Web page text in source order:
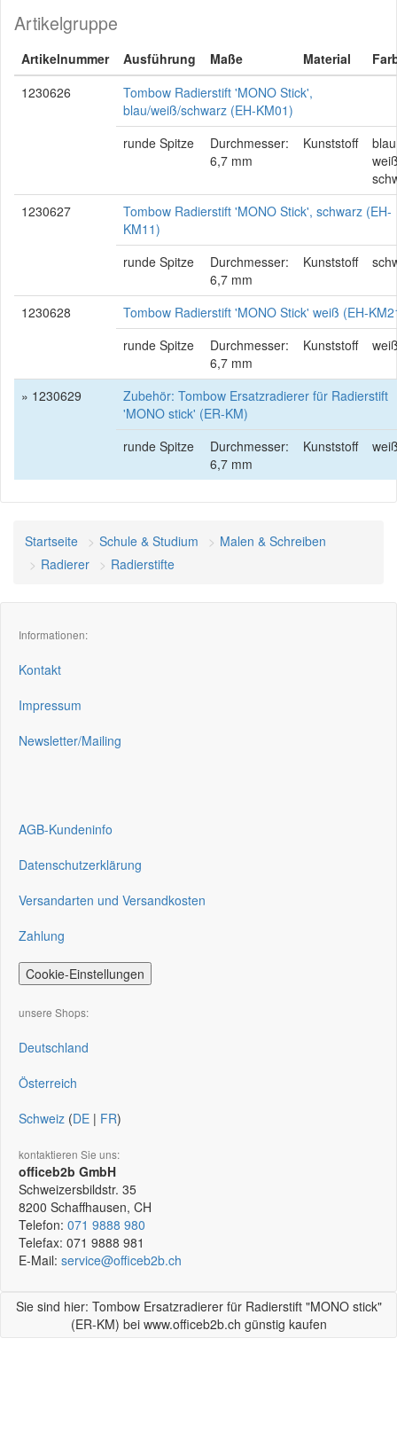
Artikelgruppe
Artikelnummer Ausführung Maße Material
1230626
Tombow Radierstift 'MONO Stick',
blau/weiß/schwarz (EH-KM01)
runde Spitze
Durchmesser:
6,7 mm
Kunststoff
1230627
Tombow Radierstift 'MONO Stick', schwarz (EH-
KM11)
runde Spitze
Durchmesser:
6,7 mm
Kunststoff
1230628
Tombow Radierstift 'MONO Stick' weiß (EH-
runde Spitze
Durchmesser:
6,7 mm
Kunststoff
» 1230629
Zubehör: Tombow Ersatzradierer für Radierstift
'MONO stick' (ER-KM)
runde Spitze
Durchmesser:
6,7 mm
Kunststoff
Startseite Schule & Studium
Malen & Schreiben
Radierer
Radierstifte
Informationen:
Kontakt
Impressum
Newsletter/Mailing
AGB-Kundeninfo
Datenschutzerklärung
Versandarten und Versandkosten
Zahlung
Cookie-Einstellungen
unsere Shops:
Deutschland
Österreich
Schweiz (DE | FR)
kontaktieren Sie uns:
officeb2b GmbH
Schweizersbildstr. 35
8200 Schaffhausen, CH
Telefon: 071 9888 980
Telefax: 071 9888 981
E-Mail: service@officeb2b.ch
Sie sind hier: Tombow Ersatzradierer für Radierstift "MONO stick"
(ER-KM) bei www.officeb2b.ch günstig kaufen